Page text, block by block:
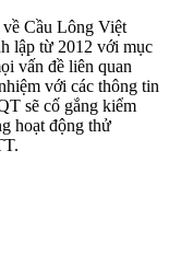
Cầu Lông Việt
lập từ 2012 với mục
vấn đề liên quan
với các thông tin
sẽ cố gắng kiểm
hoạt động thử